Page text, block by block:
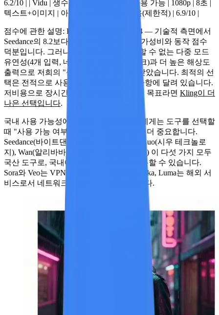
6.2/10 | | Vidu | 생수 테크놀로지 | 즉시 사용 가능 | 1080p | 8초 |
텍스트+이미지 | 아니요 | ~$9.99/월 | 있음(제한적) | 6.9/10 |
점수에 관한 설명: Kling 3.0 종합 점수 8.4 — 기술적 측면에서
Seedance의 8.2보다 높음 — 주로 뛰어난 가성비와 동작 점수
덕분입니다. 그러나 Seedance 2.0은 비교할 수 없는 다중 모드
유연성(4개 입력, 네이티브 오디오, 립싱크)과 더 높은 해상도
출력으로 저희의 "종합 최우수" 추천을 받았습니다. 최적의 선
택은 전적으로 사용자의 구체적인 요구사항에 달려 있습니다.
저비용으로 장시간 동영상 제작이 최우선 목표라면 Kling이 더
나은 선택입니다.
국내 사용 가능성에 관하여:
중국 사용자에게는 도구를 선택할
때 "사용 가능 여부"가 "사용 편의성"보다 더 중요합니다.
Seedance(바이트댄스), Kling(콰이샹), HaiLuo(시우 테크놀로
지), Wan(알리바바), Vidu(생수 테크놀로지) 이 다섯 가지 모두
국산 도구로, 국내에서 직접 접속하여 사용할 수 있습니다.
Sora와 Veo는 VPN이 필요하며, Runway, Pika, Luma는 해외 서
비스로서 네트워크 접속 장애가 존재합니다.